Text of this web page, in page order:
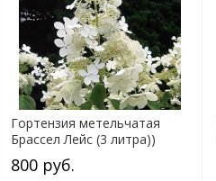
Гортензия метельчатая
Брассел Лейс (3 литра))
800 руб.